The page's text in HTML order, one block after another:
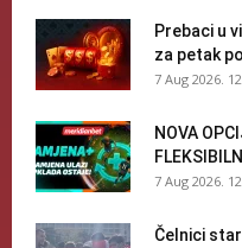
Prebaci u
za petak
7 Aug 2026.
NOVA
7 Aug 2026.
Čelnici